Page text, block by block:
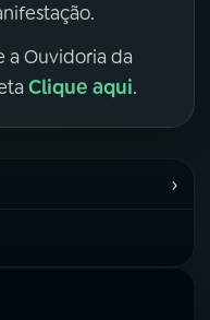
a Ouvidoria da
Clique aqui.
›